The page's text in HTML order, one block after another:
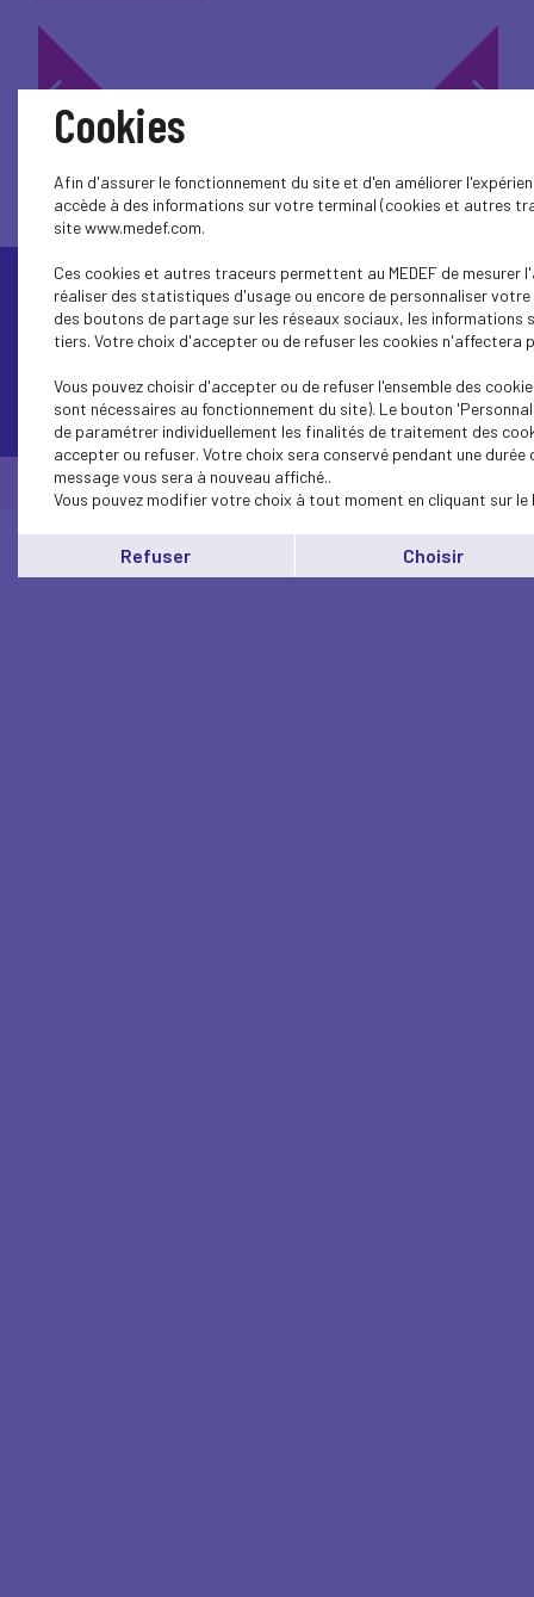
Contactez-nous
© Medef Corsica 2026 -Mentions légales
Cookies
Afin d'assurer le fonctionnement du site et d'en améliorer
accède à des informations sur votre terminal (cookies et autres
site www.medef.com.
Ces cookies et autres traceurs permettent au MEDEF de mesurer
réaliser des statistiques d'usage ou encore de personnaliser
des boutons de partage sur les réseaux sociaux, les informations
tiers. Votre choix d'accepter ou de refuser les cookies n'affectera
Vous pouvez choisir d'accepter ou de refuser l'ensemble des
sont nécessaires au fonctionnement du site). Le bouton
de paramétrer individuellement les finalités de traitement des
accepter ou refuser. Votre choix sera conservé pendant une durée
message vous sera à nouveau affiché..
Vous pouvez modifier votre choix à tout moment en cliquant sur le
Refuser Choisir